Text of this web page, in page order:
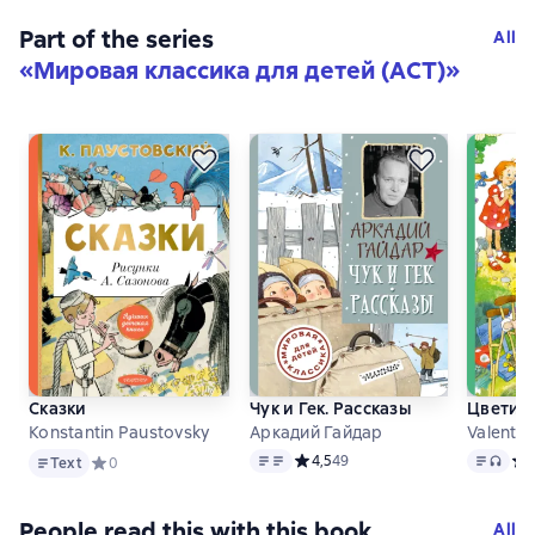
Part of the series
«Мировая классика для детей (АСТ)»
All
Сказки
Konstantin Paustovsky
TextText Средний рейтинг 0 на основе 0 оценок
0
Чук и Гек. Рассказы
Аркадий Гайдар
Text Средний рейтинг 4,5 на основе
4,549
Valentin
Text,
All